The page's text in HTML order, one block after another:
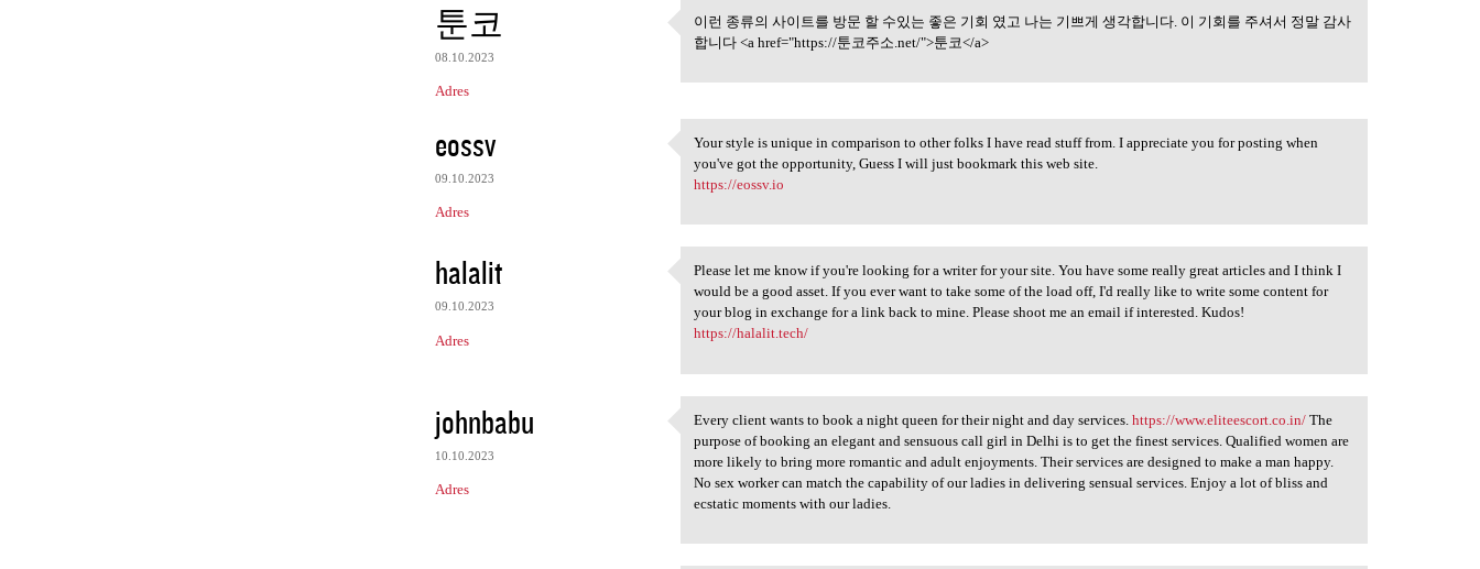
툰코
08.10.2023
Adres
이런 종류의 사이트를 방문 할 수있는 좋은 기회 였고
이런 종류의 사이트를 방문 할 수있는 좋은 기회 였고 나는 기쁘게 생각합니다. 이 기회를 주셔서 정말 감사
합니다 <a href="https://툰코주소.net/">툰코</a>
eossv
09.10.2023
Adres
Your style is unique in
Your style is unique in comparison to other folks I have read stuff from. I appreciate you for posting when
you've got the opportunity, Guess I will just bookmark this web site.
https://eossv.io
halalit
09.10.2023
Adres
Please let me know if you're
Please let me know if you're looking for a writer for your site. You have some really great articles and I think I
would be a good asset. If you ever want to take some of the load off, I'd really like to write some content for
your blog in exchange for a link back to mine. Please shoot me an email if interested. Kudos!
https://halalit.tech/
johnbabu
10.10.2023
Adres
Every client wants to book a
Every client wants to book a night queen for their night and day services.https://www.eliteescort.co.in/ The
purpose of booking an elegant and sensuous call girl in Delhi is to get the finest services. Qualified women are
more likely to bring more romantic and adult enjoyments. Their services are designed to make a man happy.
No sex worker can match the capability of our ladies in delivering sensual services. Enjoy a lot of bliss and
ecstatic moments with our ladies.